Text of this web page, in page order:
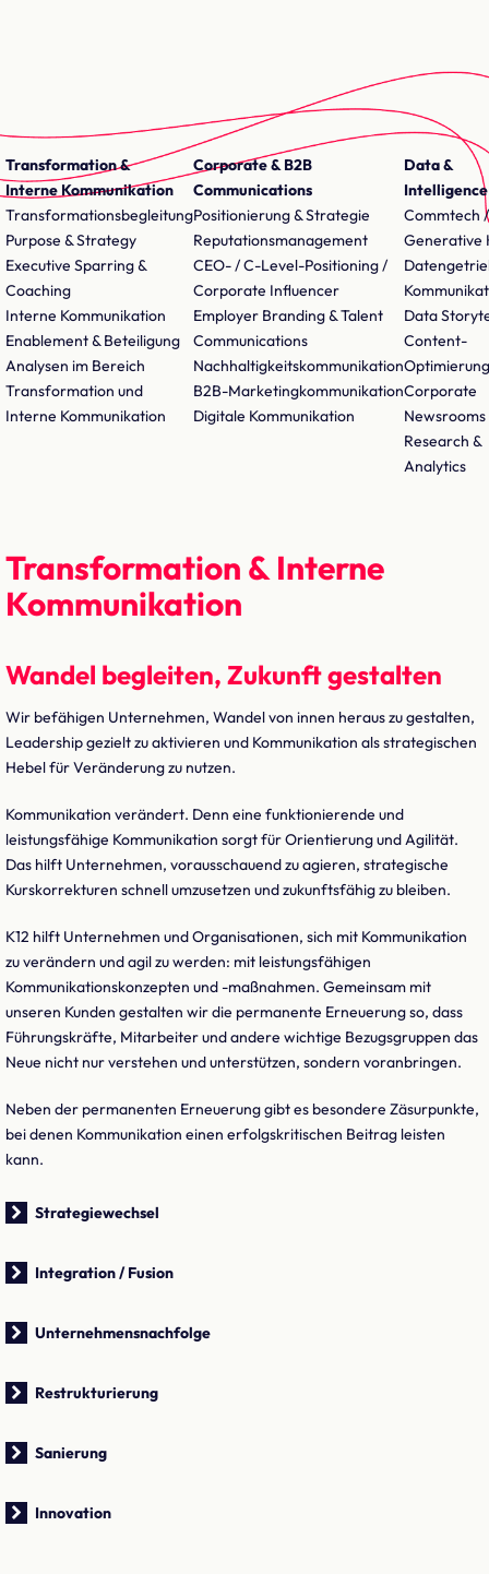
Transformation &
Interne Kommunikation
Transformationsbegleitung
Purpose & Strategy
Executive Sparring &
Coaching
Interne Kommunikation
Enablement & Beteiligung
Analysen im Bereich
Transformation und
Interne Kommunikation
Corporate & B2B
Communications
Positionierung & Strategie
Reputationsmanagement
CEO- / C-Level-Positioning /
Corporate Influencer
Employer Branding & Talent
Communications
Nachhaltigkeitskommunikation
B2B-Marketingkommunikation
Digitale Kommunikation
Data &
Intelligence
Commtech /
Generative
Data
Content-
Optimierung
Corporate
Newsrooms
Research &
Analytics
Transformation & Interne
Kommunikation
Wandel begleiten, Zukunft gestalten
Wir befähigen Unternehmen, Wandel von innen heraus zu gestalten,
Leadership gezielt zu aktivieren und Kommunikation als strategischen
Hebel für Veränderung zu nutzen.
Kommunikation verändert. Denn eine funktionierende und
leistungsfähige Kommunikation sorgt für Orientierung und Agilität.
Das hilft Unternehmen, vorausschauend zu agieren, strategische
Kurskorrekturen schnell umzusetzen und zukunftsfähig zu bleiben.
K12 hilft Unternehmen und Organisationen, sich mit Kommunikation
zu verändern und agil zu werden: mit leistungsfähigen
Kommunikationskonzepten und -maßnahmen. Gemeinsam mit
unseren Kunden gestalten wir die permanente Erneuerung so, dass
Führungskräfte, Mitarbeiter und andere wichtige Bezugsgruppen das
Neue nicht nur verstehen und unterstützen, sondern voranbringen.
Neben der permanenten Erneuerung gibt es besondere Zäsurpunkte,
bei denen Kommunikation einen erfolgskritischen Beitrag leisten
kann.
Strategiewechsel
Integration / Fusion
Unternehmensnachfolge
Restrukturierung
Sanierung
Innovation